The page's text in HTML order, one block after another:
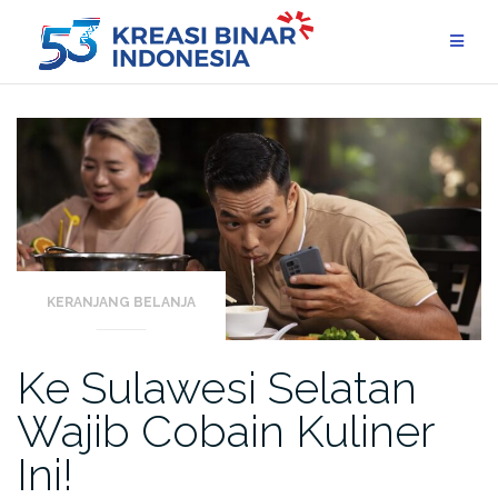
content
KERANJANG BELANJA
Ke Sulawesi Selatan
Wajib Cobain Kuliner
Ini!